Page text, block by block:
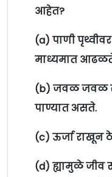
आहेत?
(a) पाणी
माध्यमात
(b) जवळ जवळ
पाण्यात असते.
(c) ऊर्जा राखून
(d) ह्यामुळे जीव